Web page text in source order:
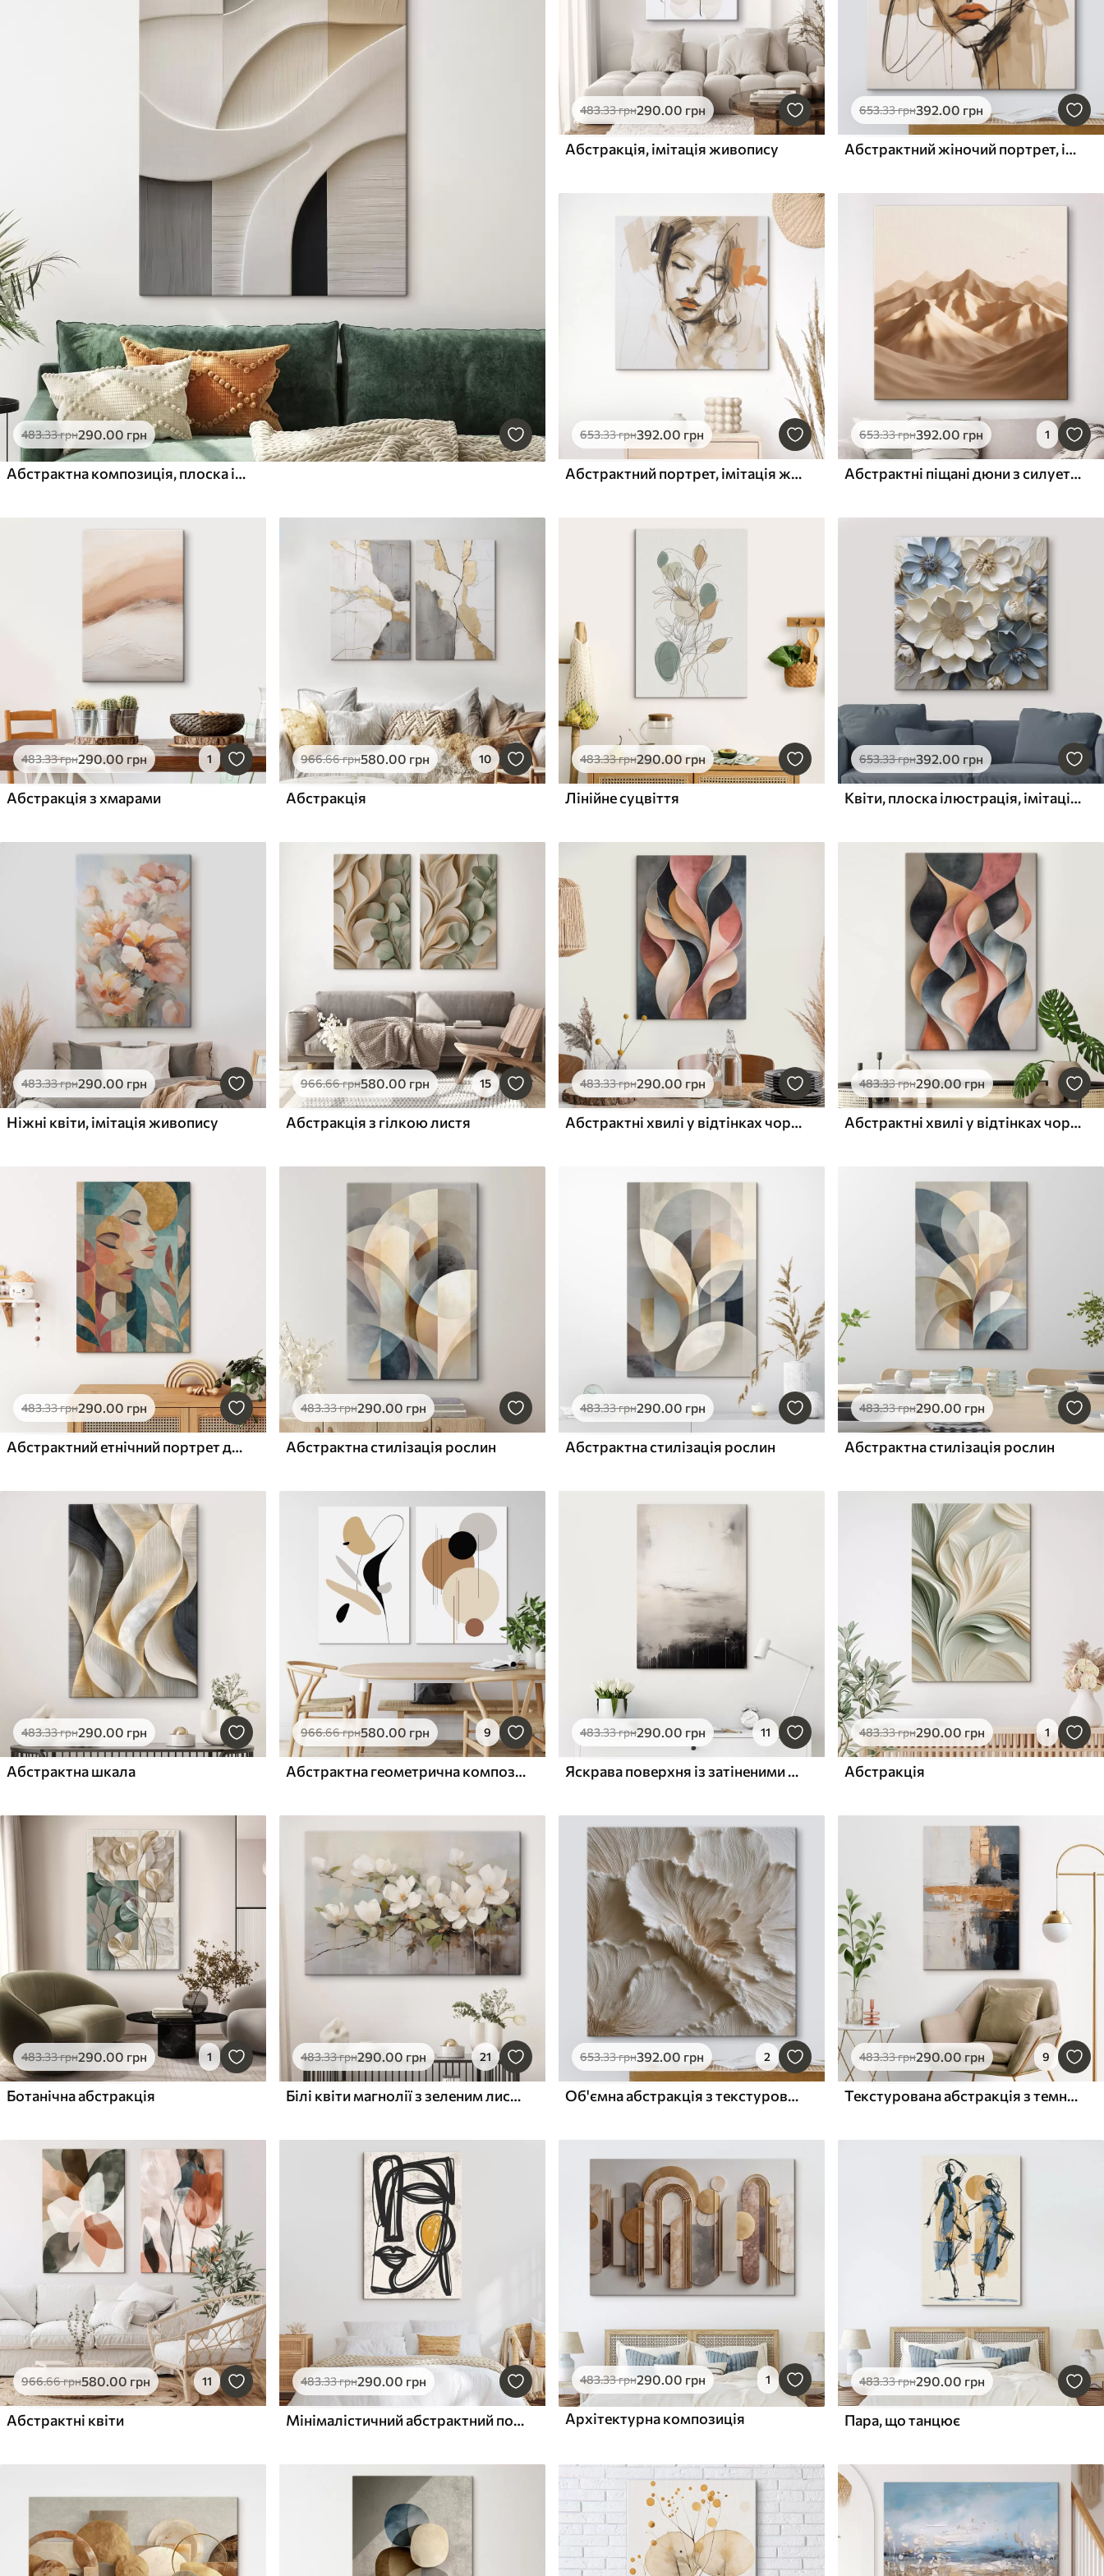
483.33грн290.00 грн
Абстрактна композиція, плоска ілюстрація
483.33грн290.00 грн
Абстракція, імітація живопису
653.33грн392.00 грн
Абстрактний жіночий портрет, імітація живопису
653.33грн392.00 грн
Абстрактний портрет, імітація живопису
653.33грн392.00 грн 1
Абстрактні піщані дюни з силуетами птахів у пастельних тонах
483.33грн290.00 грн 1
Абстракція з хмарами
966.66грн580.00 грн 10
Абстракція
483.33грн290.00 грн
Лінійне суцвіття
653.33грн392.00 грн
Квіти, плоска ілюстрація, імітація живопису
483.33грн290.00 грн
Ніжні квіти, імітація живопису
966.66грн580.00 грн 15
Абстракція з гілкою листя
483.33грн290.00 грн
Абстрактні хвилі у відтінках чорного та теракоти
483.33грн290.00грн
Абстрактні хвилі у відтінках чорного та теракоти
483.33грн290.00 грн
Абстрактний етнічний портрет двох жінок
483.33грн290.00 грн
Абстрактна стилізація рослин
483.33грн290.00 грн
Абстрактна стилізація рослин
483.33грн290.00 грн
Абстрактна стилізація рослин
483.33грн290.00 грн
Абстрактна шкала
966.66грн580.00 грн 9
Абстрактна геометрична композиція
483.33грн290.00 грн 11
Яскрава поверхня із затіненими краями
483.33грн290.00 грн 1
Абстракція
483.33грн290.00 грн 1
Ботанічна абстракція
483.33грн290.00 грн 21
Білі квіти магнолії з зеленим листям на гілці, м'які мазки, приглушені кольори
653.33грн392.00 грн 2
Об'ємна абстракція з текстурованими пелюстками у білих та кремових відтінках
483.33грн290.00 грн 9
Текстурована абстракція з темними блоками
966.66грн580.00 грн 11
Абстрактні квіти
483.33грн290.00 грн
Мінімалістичний абстрактний портрет
483.33грн290.00 грн 1
Архітектурна композиція
483.33грн290.00 грн
Пара, що танцює